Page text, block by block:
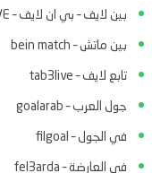
بين لايف – بي ان لايف – beIN LIVE
بين ماتش – bein match
تابع لايف – tab3live
جول العرب – goalarab
في الجول – filgoal
في العارضة – fel3arda